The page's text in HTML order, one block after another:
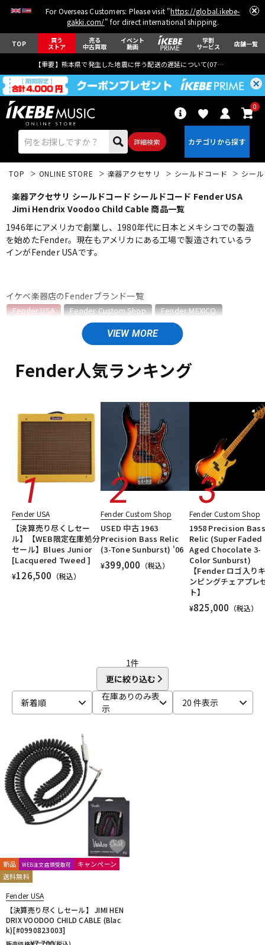
For Overseas Customers: Please visit "https://global.ikebe-
gakki.com/" for direct international shipping.
TOP 買う
ストア
売る
中古買取
イベント
動画
学割
サービス 店舗一覧
【重要】熊本県で発生した地震に伴う配送の遅延について(07月29日
詳細検索
0
エレキギター アコギ/エレアコ
パーカッション
キーボード 電子ピアノ
管楽器
アンプ エフェクター
DTM オンライン納品 レコーディング機器
配信/ライブ機器 楽器アクセサリ
TOP ONLINE STORE 楽器アクセサリ シールドコード シー
楽器アクセサリ シールドコード シールドコード Fender USA
Jimi Hendrix Voodoo Child Cable 商品一覧
1946年にアメリカで創業し、1980年代に日本とメキシコでの製造
を始めたFender。現在もアメリカにある工場で製造されているラ
インがFender USAです。
イケベ楽器店のFenderブランド一覧
Fender USA Fender Custom Shop
Fender MEXICO
Fender Made in Japan
Fender Standard Series
Fender Japan
Fender USAのカテゴリ
エレキギター/テレキャスター・TLタイプ
エレキギター/ジャズマスター・JMタイプ
エレキギター/ジャガー・JGタイプ
エレキギター/ムスタング・MGタイプ
エレキギター/#American Vintage II
エレキギター/#American Ultra
エレキギター/#American Professional
エレキギター/#American Professional II
エレキギター/#American Performer
ベース
ギターアンプ・ベースアンプ
エフェクター
楽器アクセサリ
ユーズド
ヴィンテージ ALL
Fender人気ランキング
Fender USA
【決算売り尽くしセー
ル】【WEB限定在庫処分
セール】Blues Junior
[Lacquered Tweed ]
¥126,500 （税込）
Fender Custom Shop
USED 中古 1963
Precision Bass Relic
(3-Tone Sunburst) '06
¥399,000 （税込）
Fender Custom Shop
1958 Precision Bass
Relic (Super Faded
Aged Chocolate 3-
Color Sunburst)
【Fender ロゴ入り
ンピングチェアプレ
ト】
¥825,000 （税込）
1件
更に絞り込む
新着順
在庫ありのみ表
示
20 件表示
新品 WEB注文店頭受取可
キャンペーン
送料無料
Fender USA
【決算売り尽くしセール】 JIMI HEN
DRIX VOODOO CHILD CABLE (Blac
k)[#0990823003]
¥7,700